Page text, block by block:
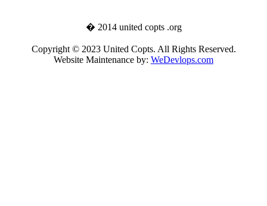
� 2014 united copts .org
Copyright © 2023 United Copts. All Rights Reserved.
Website Maintenance by: WeDevlops.com